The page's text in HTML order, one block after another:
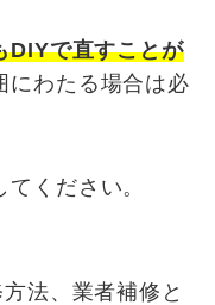
DIYで直すことが
にわたる場合は必
ください。
法、業者補修と